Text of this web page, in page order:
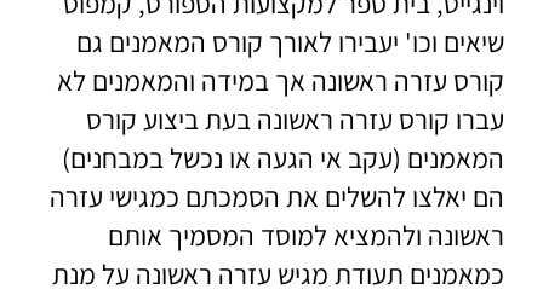
שיאים וכו' יעבירו לאורך קורס המאמנים גם
קורס עזרה ראשונה אך במידה והמאמנים לא
עברו קורס עזרה ראשונה בעת ביצוע קורס
המאמנים (עקב אי הגעה או נכשל במבחנים)
הם יאלצו להשלים את הסמכתם כמגישי עזרה
ראשונה ולהמציא למוסד המסמיך אותם
כמאמנים תעודת מגיש עזרה ראשונה על מנת